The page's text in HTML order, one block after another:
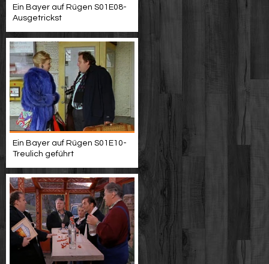
Ein Bayer auf Rügen S01E08-
Ausgetrickst
Ein Bayer auf Rügen S01E10-
Treulich geführt